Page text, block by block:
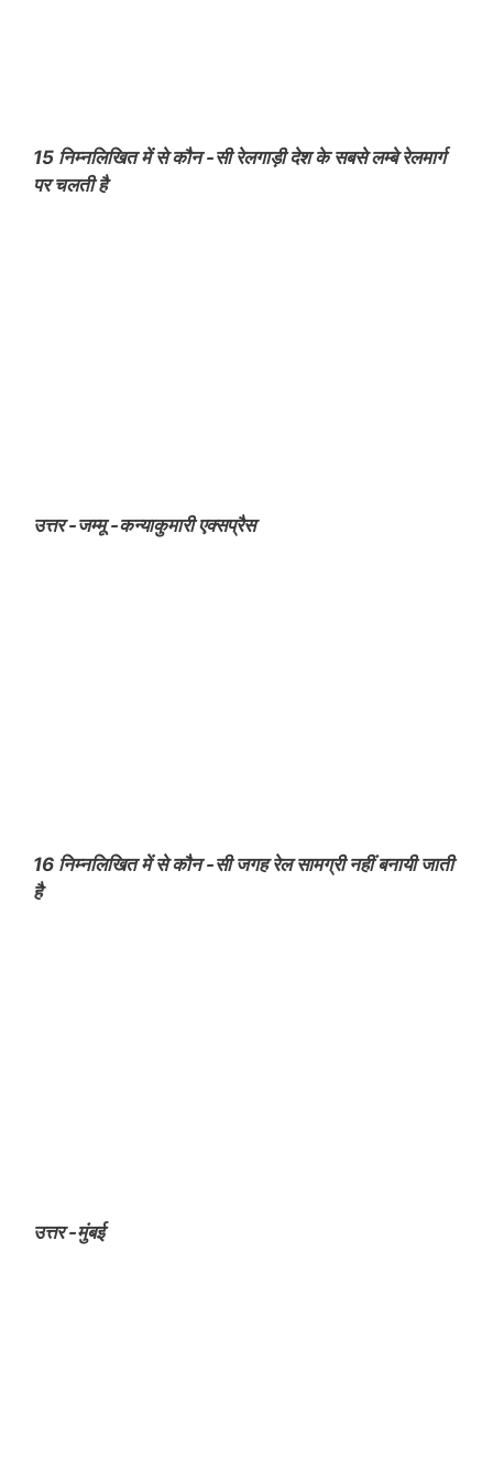
15 निम्नलिखित में से कौन -सी रेलगाड़ी देश के सबसे लम्बे रेलमार्ग
पर चलती है
उत्तर -जम्मू -कन्याकुमारी एक्सप्रैस
16 निम्नलिखित में से कौन -सी जगह रेल सामग्री नहीं बनायी जाती
है
उत्तर -मुंबई